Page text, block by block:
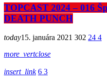
TOPCAST 2024 – 016
DEATH PUNCH
today15. januára 2021 302 24 4
more_vertclose
insert_link 6 3